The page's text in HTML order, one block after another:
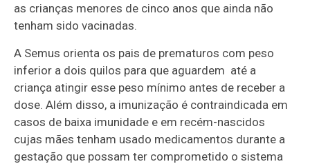
as crianças menores de cinco anos que ainda não
tenham sido vacinadas.
A Semus orienta os pais de prematuros com peso
inferior a dois quilos para que aguardem até a
criança atingir esse peso mínimo antes de receber a
dose. Além disso, a imunização é contraindicada em
casos de baixa imunidade e em recém-nascidos
cujas mães tenham usado medicamentos durante a
gestação que possam ter comprometido o sistema